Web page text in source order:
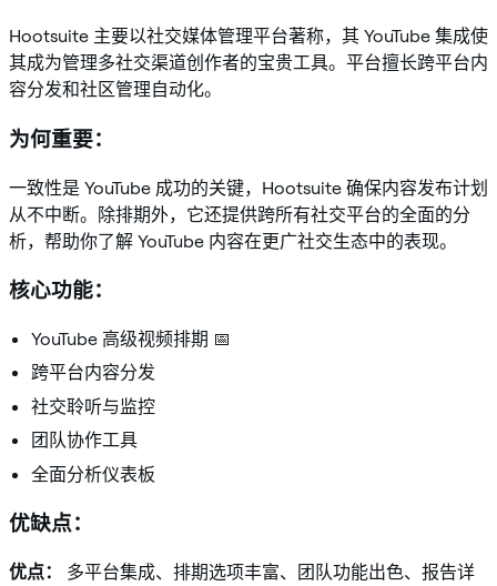
Hootsuite 主要以社交媒体管理平台著称，其 YouTube 集成使
其成为管理多社交渠道创作者的宝贵工具。平台擅长跨平台内
容分发和社区管理自动化。
为何重要：
一致性是 YouTube 成功的关键，Hootsuite 确保内容发布计划
从不中断。除排期外，它还提供跨所有社交平台的全面的分
析，帮助你了解 YouTube 内容在更广社交生态中的表现。
核心功能：
YouTube 高级视频排期 📅
跨平台内容分发
社交聆听与监控
团队协作工具
全面分析仪表板
优缺点：
优点：
多平台集成、排期选项丰富、团队功能出色、报告详